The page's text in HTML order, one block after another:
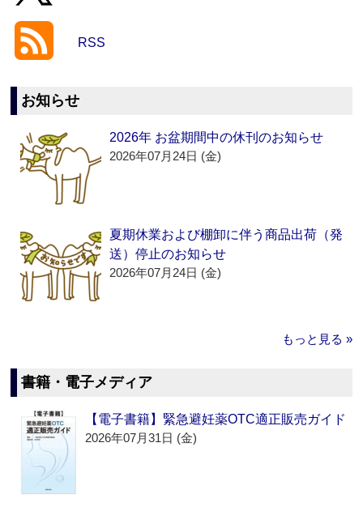
RSS
お知らせ
2026年 お盆期間中の休刊のお知らせ
2026年07月24日 (金)
夏期休業および棚卸に伴う商品出荷（発
送）停止のお知らせ
2026年07月24日 (金)
もっと見る »
書籍・電子メディア
【電子書籍】緊急避妊薬OTC適正販売ガイド
2026年07月31日 (金)